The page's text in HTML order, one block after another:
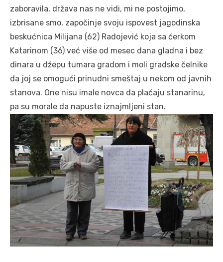
zaboravila, država nas ne vidi, mi ne postojimo,
izbrisane smo, započinje svoju ispovest jagodinska
beskućnica Milijana (62) Radojević koja sa ćerkom
Katarinom (36) već više od mesec dana gladna i bez
dinara u džepu tumara gradom i moli gradske čelnike
da joj se omogući prinudni smeštaj u nekom od javnih
stanova. One nisu imale novca da plaćaju stanarinu,
pa su morale da napuste iznajmljeni stan.